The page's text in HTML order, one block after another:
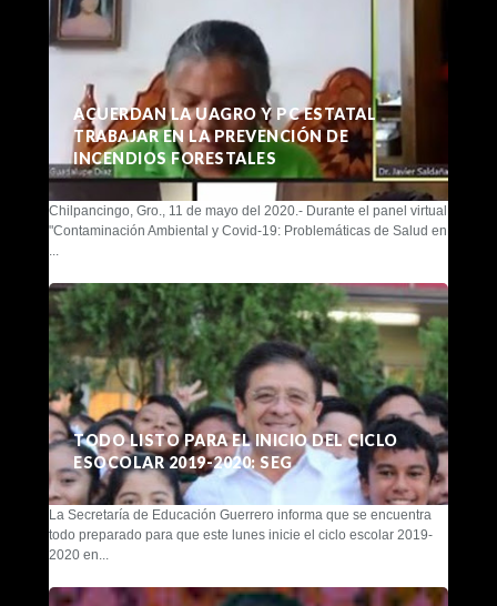
ACUERDAN LA UAGRO Y PC ESTATAL
TRABAJAR EN LA PREVENCIÓN DE
INCENDIOS FORESTALES
Chilpancingo, Gro., 11 de mayo del 2020.- Durante el panel virtual
"Contaminación Ambiental y Covid-19: Problemáticas de Salud en
TODO LISTO PARA EL INICIO DEL CICLO
ESOCOLAR 2019-2020: SEG
La Secretaría de Educación Guerrero informa que se encuentra
todo preparado para que este lunes inicie el ciclo escolar 2019-
2020 en...